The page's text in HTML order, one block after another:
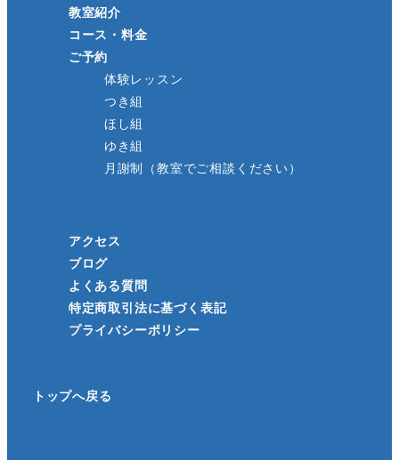
教室紹介
コース・料金
ご予約
体験レッスン
つき組
ほし組
ゆき組
月謝制（教室でご相談ください）
アクセス
ブログ
よくある質問
特定商取引法に基づく表記
プライバシーポリシー
トップへ戻る